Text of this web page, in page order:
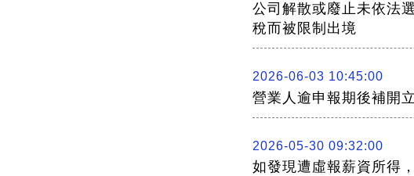
公司解散或廢止未依法
稅而被限制出境
2026-06-03 10:45:00
營業人逾申報期後補開
2026-05-30 09:32:00
如發現遭虛報薪資所得